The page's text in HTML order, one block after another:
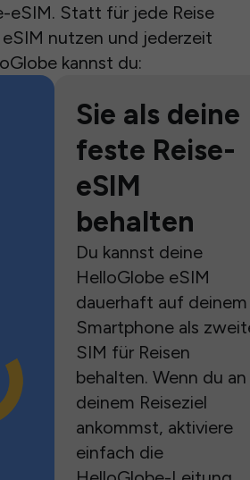
eSIM. Statt für jede Reise
nutzen und jederzeit
kannst du:
Sie als deine
feste Reise-
eSIM
behalten
Du kannst deine
HelloGlobe eSIM
dauerhaft auf deinem
Smartphone als
SIM für Reisen
behalten. Wenn du an
deinem Reiseziel
ankommst, aktiviere
einfach die